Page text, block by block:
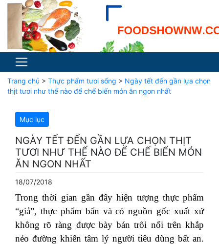
Trang chủ > Thực phẩm tươi sống > Ngày tết đến gần lựa chọn
thịt tươi như thế nào để chế biến món ăn ngon nhất
Mục lục
NGÀY TẾT ĐẾN GẦN LỰA CHỌN THỊT
TƯƠI NHƯ THẾ NÀO ĐỂ CHẾ BIẾN MÓN
ĂN NGON NHẤT
18/07/2018
Trong thời gian gần đây hiện tượng thực phẩm
“giả”, thực phẩm bẩn và có nguồn gốc xuất xứ
không rõ ràng được bày bán trôi nổi trên khắp
nẻo đường khiến tâm lý người tiêu dùng bất an.